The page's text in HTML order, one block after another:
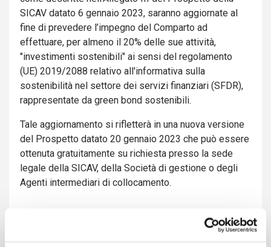
SICAV datato 6 gennaio 2023, saranno aggiornate al
fine di prevedere l’impegno del Comparto ad
effettuare, per almeno il 20% delle sue attività,
"investimenti sostenibili" ai sensi del regolamento
(UE) 2019/2088 relativo all'informativa sulla
sostenibilità nel settore dei servizi finanziari (SFDR),
rappresentate da green bond sostenibili.
Tale aggiornamento si rifletterà in una nuova versione
del Prospetto datato 20 gennaio 2023 che può essere
ottenuta gratuitamente su richiesta presso la sede
legale della SICAV, della Società di gestione o degli
Agenti intermediari di collocamento.
Avviso agli azionisti